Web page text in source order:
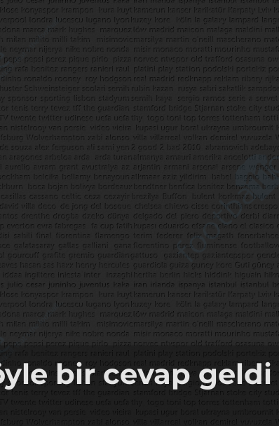
bir cevap geldi